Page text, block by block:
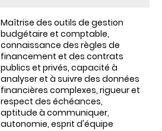
Maîtrise des outils de gestion
budgétaire et comptable,
connaissance des règles de
financement et des contrats
publics et privés, capacité à
analyser et à suivre des données
financières complexes, rigueur et
respect des échéances,
aptitude à communiquer,
autonomie, esprit d'équipe